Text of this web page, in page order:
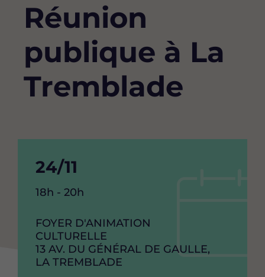
Réunion
publique à La
Tremblade
Date
de
de
l'événement
24/11
Heure
l'événement
18h - 20h
RAISON
SOCIAL
FOYER D'ANIMATION
CULTURELLE
ADRESSE
13 AV. DU GÉNÉRAL DE GAULLE,
VILLE
LA TREMBLADE